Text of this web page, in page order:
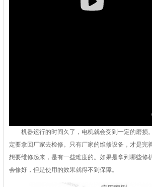
机器运行的时间久了，电机就会受到一定的磨损
定要拿回厂家去检修。只有厂家的维修设备，才是完
想要维修起来，是有一些难度的。如果是拿到哪些修
会修好，但是使用的效果就得不到保障。